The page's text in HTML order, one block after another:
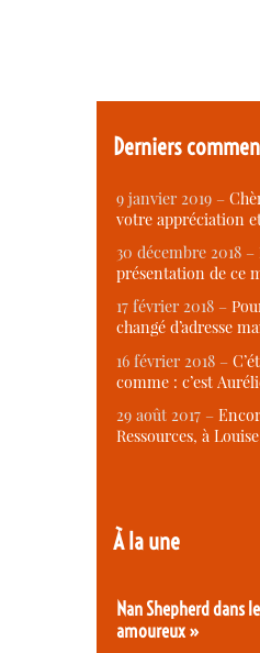
Derniers
9 janvier 2019 –
votre appréciation
30 décembre 2018 –
présentation de ce
17 février 2018 –
changé d’adresse
16 février 2018 –
comme : c’est
29 août 2017 –
Ressources, à
À la une
Nan Shepherd dans
amoureux »